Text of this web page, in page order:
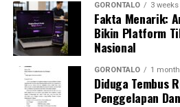
Marwan berharap, shock therapy
ini mampu menumbuhkan
aparatur agar menghormati
tidak meninggalkan kewajiban
kepentingan pribadi.
GORONTALO 3
Fakta Menarik:
Bikin Platform
Nasional
GORONTALO 1
Diduga Tembus
Penggelapan